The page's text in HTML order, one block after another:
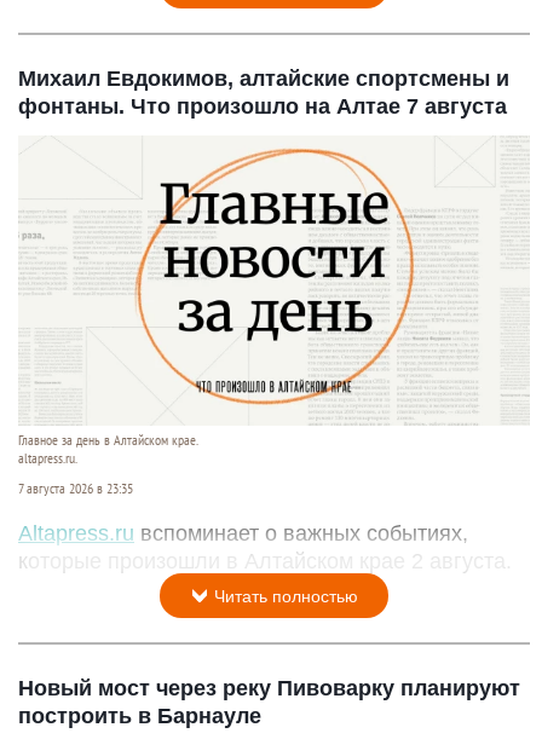
Михаил Евдокимов, алтайские спортсмены и
фонтаны. Что произошло на Алтае 7 августа
Главное за день в Алтайском крае.
altapress.ru.
7 августа 2026 в 23:35
Altapress.ru вспоминает о важных событиях,
которые произошли в Алтайском крае 2 августа.
Читать полностью
Новый мост через реку Пивоварку планируют
построить в Барнауле